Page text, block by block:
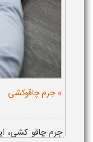
»جرم چاقوکشی
جرم چاقو کشی،